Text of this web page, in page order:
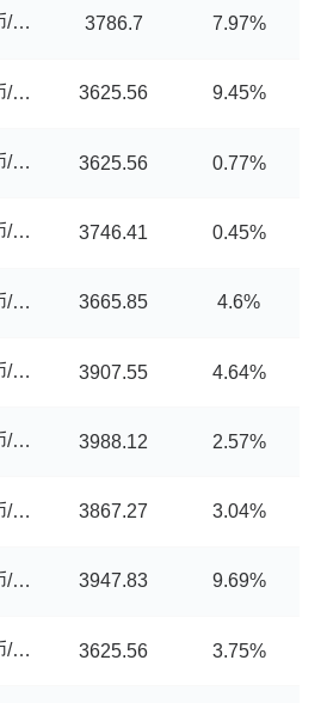
SDAO币/USDT 3786.7 7.97%
SDAO币/USDT 3625.56 9.45%
SDAO币/USDT 3625.56 0.77%
SDAO币/USDT 3746.41 0.45%
SDAO币/USDT 3665.85 4.6%
SDAO币/USDT 3907.55 4.64%
SDAO币/USDT 3988.12 2.57%
SDAO币/USDT 3867.27 3.04%
SDAO币/USDT 3947.83 9.69%
SDAO币/USDT 3625.56 3.75%